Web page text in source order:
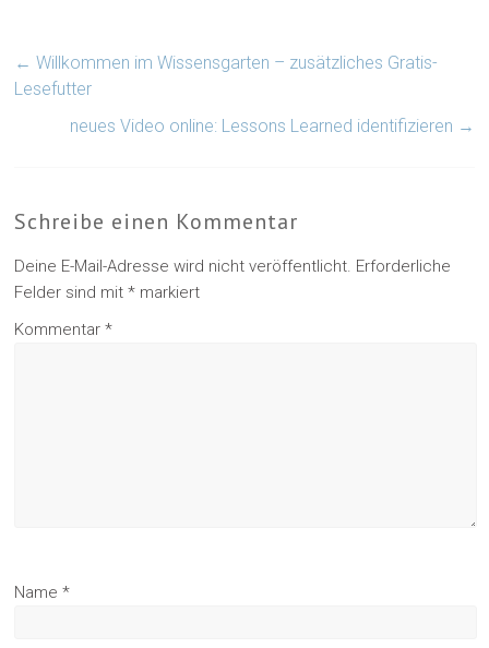
← Willkommen im Wissensgarten – zusätzliches Gratis-
Lesefutter
neues Video online: Lessons Learned identifizieren →
Schreibe einen Kommentar
Deine E-Mail-Adresse wird nicht veröffentlicht. Erforderliche
Felder sind mit* markiert
Kommentar*
Name*